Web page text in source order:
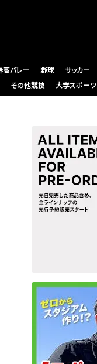
高バレー 野球 サッカー
その他競技 大学スポーツ